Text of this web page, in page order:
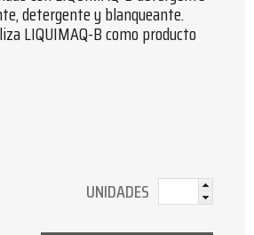
detergente y blanqueante.
LIQUIMAQ-B como producto
UNIDADES